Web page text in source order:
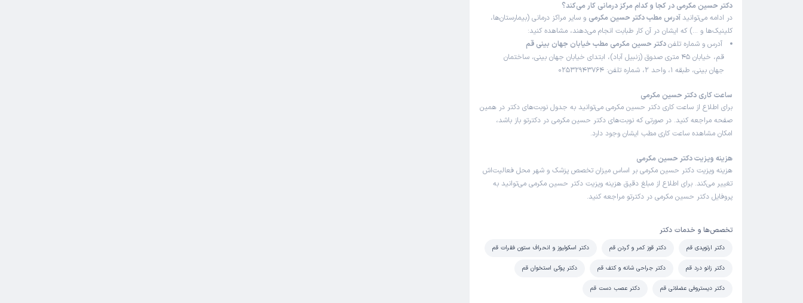
دکتر حسین مکرمی در کجا و کدام مرکز درمانی کار می‌کند؟
در ادامه می‌توانید آدرس مطب دکتر حسین مکرمی و سایر مراکز درمانی (بیمارستان‌ها،
کلینیک‌ها و …) که ایشان در آن کار طبابت انجام می‌دهند، مشاهده کنید:
آدرس و شماره تلفندکتر حسین مکرمی مطب خیابان جهان بینی قم
قم، خیابان 45 متری صدوق (زنبیل آباد)، ابتدای خیابان جهان بینی، ساختمان
جهان بینی، طبقه 1، واحد 2، شماره تلفن: 02532943764
ساعت کاری دکتر حسین مکرمی
برای اطلاع از ساعت کاری دکتر حسین مکرمی می‌توانید به جدول نوبت‌های دکتر در همین
صفحه مراجعه کنید. در صورتی که نوبت‌های دکتر حسین مکرمی در دکترتو باز باشد،
امکان مشاهده ساعت کاری مطب ایشان وجود دارد.
هزینه ویزیت دکتر حسین مکرمی
هزینه ویزیت دکتر حسین مکرمی بر اساس میزان تخصص پزشک و شهر محل فعالیت‌اش
تغییر می‌کند. برای اطلاع از مبلغ دقیق هزینه ویزیت دکتر حسین مکرمی می‌توانید به
پروفایل دکتر حسین مکرمی در دکترتو مراجعه کنید.
تخصص‌ها و خدمات دکتر
دکتر ارتوپدی قم دکتر قوز کمر و گردن قم دکتر اسکولیوز و انحراف ستون فقرات قم
دکتر زانو درد قم دکتر جراحی شانه و کتف قم دکتر پوکی استخوان قم
دکتر دیستروفی عضلانی قم دکتر عصب دست قم